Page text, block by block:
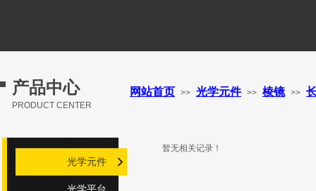
产品中心
PRODUCT CENTER
光学元件
暂无相关记录！
网站首页 >> 光学元件 >> 棱镜 >>